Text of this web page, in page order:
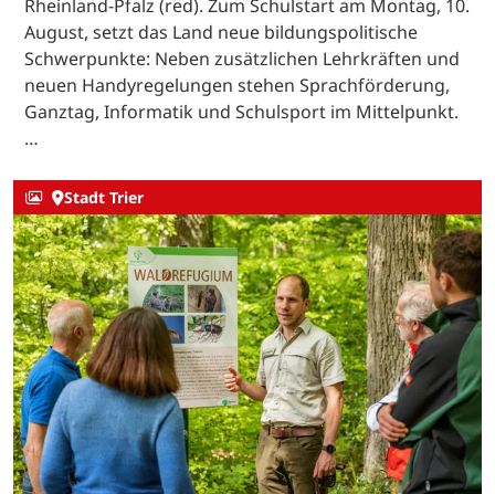
Rheinland-Pfalz (red). Zum Schulstart am Montag, 10.
August, setzt das Land neue bildungspolitische
Schwerpunkte: Neben zusätzlichen Lehrkräften und
neuen Handyregelungen stehen Sprachförderung,
Ganztag, Informatik und Schulsport im Mittelpunkt.
…
Stadt Trier